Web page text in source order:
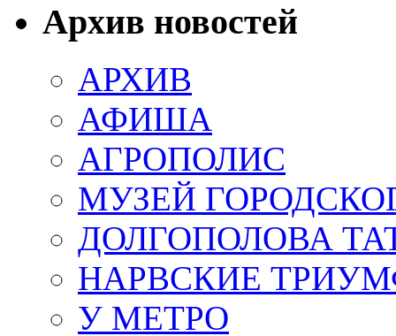
Архив новостей
АРХИВ
АФИША
АГРОПОЛИС
МУЗЕЙ
ДОЛГОПОЛОВА
НАРВСКИЕ
У МЕТРО